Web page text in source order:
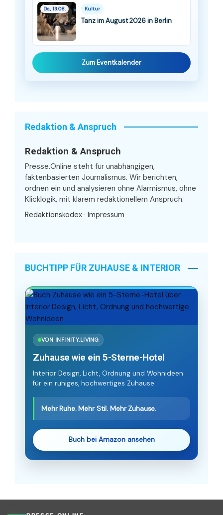
Do., 13.08. Kultur
Tanz im August 2026 in Berlin
Zum Eventkalender
Redaktion & Anspruch
Redaktion & Anspruch
Presse.Online steht für unabhängigen,
faktenbasierten Journalismus. Wir berichten,
ordnen ein und analysieren ohne Alarmismus, ohne
Klicklogik, mit klarem redaktionellem Anspruch.
Redaktionskodex · Impressum
BUCHTIPP FÜR ZUHAUSE & INTERIOR
VON INFINITY.LIVING
Zuhause wie ein 5-Sterne-Hotel
Interior Design, Licht, Ordnung und Wohnideen
für ein ruhiges, hochwertiges Zuhause.
Mehr Ruhe. Mehr Stil. Mehr Zuhause.
Buch bei Amazon ansehen